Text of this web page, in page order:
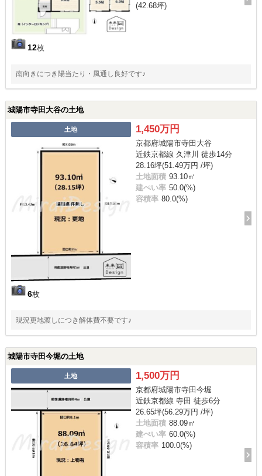
12枚
(42.68坪)
南向きにつき陽当たり・風通し良好です♪
城陽市寺田大谷の土地
土地
6枚
1,450万円
京都府城陽市寺田大谷
近鉄京都線 久津川 徒歩14分
28.16坪(51.49万円 /坪)
土地面積 93.10㎡
建ぺい率 50.0(%)
容積率 80.0(%)
現況更地渡しにつき解体費不要です♪
城陽市寺田今堀の土地
土地 1,500万円
京都府城陽市寺田今堀
近鉄京都線 寺田 徒歩6分
26.65坪(56.29万円 /坪)
土地面積 88.09㎡
建ぺい率 60.0(%)
容積率 100.0(%)